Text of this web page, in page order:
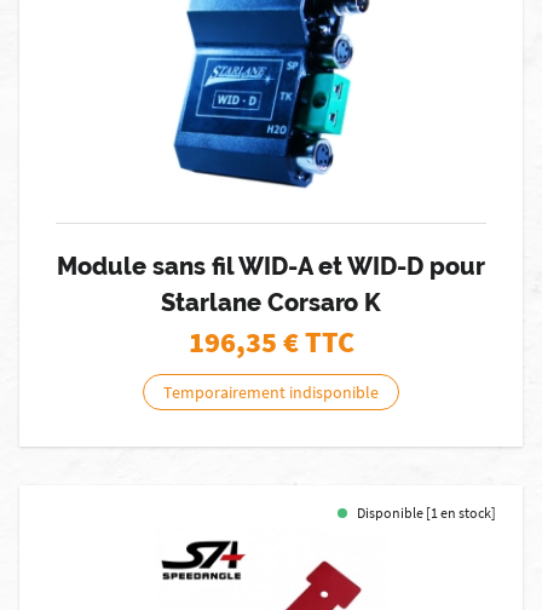
Module sans fil WID-A et WID-D pour
Starlane Corsaro K
196,35€ TTC
Temporairement indisponible
Disponible [1 en stock]